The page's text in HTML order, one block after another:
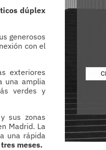
dúplex
generosos
con el
exteriores
una amplia
verdes y
sus zonas
Madrid. La
una rápida
meses.